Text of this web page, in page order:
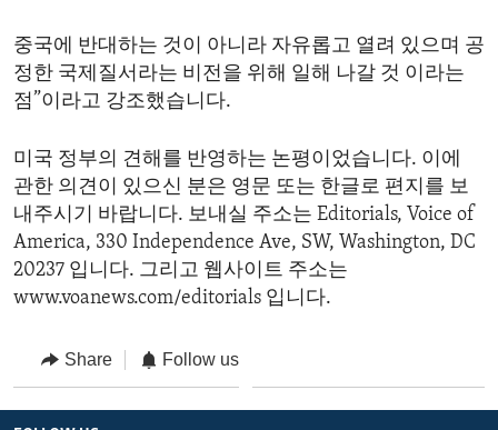
중국에 반대하는 것이 아니라 자유롭고 열려 있으며 공
정한 국제질서라는 비전을 위해 일해 나갈 것 이라는
점”이라고 강조했습니다.
미국 정부의 견해를 반영하는 논평이었습니다. 이에
관한 의견이 있으신 분은 영문 또는 한글로 편지를 보
내주시기 바랍니다. 보내실 주소는 Editorials, Voice of
America, 330 Independence Ave, SW, Washington, DC
20237 입니다. 그리고 웹사이트 주소는
www.voanews.com/editorials 입니다.
Share Follow us